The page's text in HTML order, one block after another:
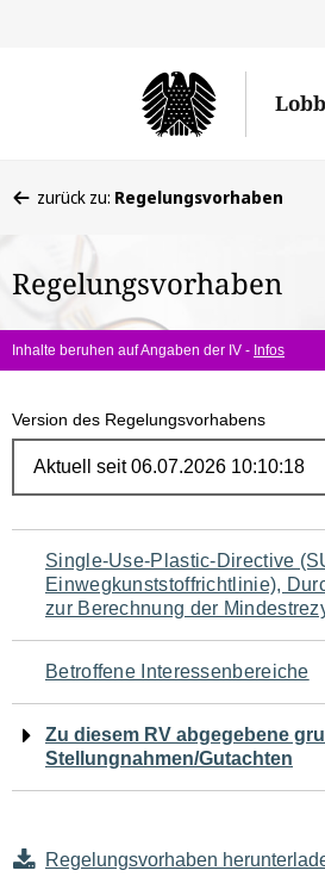
befinden
hier:
zurück zu: Regelungsvorhaben
Regelungsvorhaben
Inhalte beruhen auf Angaben der IV - Infos
Version des Regelungsvorhabens
Navigation
für
den
Seiteninhalt
Single-Use-Plastic-Directive
Einwegkunststoffrichtlinie),
zur Berechnung der
Betroffene Interessenbereiche
Zu diesem RV abgegebene
Stellungnahmen/Gutachten
Regelungsvorhaben